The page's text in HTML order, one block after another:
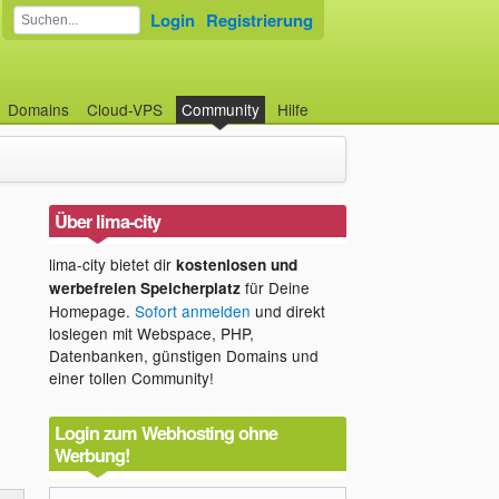
Domains Cloud-VPS Community Hilfe
Login Registrierung
Über lima-city
lima-city bietet dir kostenlosen und
werbefreien Speicherplatzfür Deine
Homepage. Sofort anmelden und direkt
loslegen mit Webspace, PHP,
Datenbanken, günstigen Domains und
einer tollen Community!
Login zum Webhosting ohne
Werbung!